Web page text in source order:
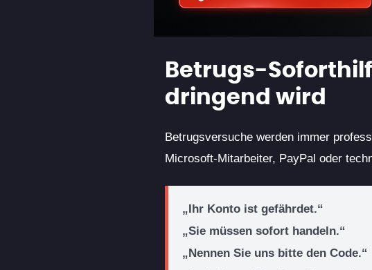
Betrugs-
dringend wird
Betrugsversuche werden immer
Microsoft-Mitarbeiter, PayPal oder
„Ihr Konto ist gefährdet.“
„Sie müssen sofort handeln.“
„Nennen Sie uns bitte den Code.“